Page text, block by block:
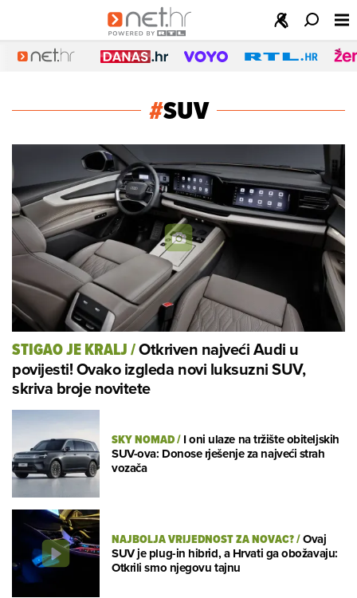
#SUV
STIGAO JE KRALJ/Otkriven najveći Audi u
povijesti! Ovako izgleda novi luksuzni SUV,
skriva broje novitete
SKY NOMAD/I oni ulaze na tržište obiteljskih
SUV-ova: Donose rješenje za najveći strah
vozača
NAJBOLJA VRIJEDNOST ZA NOVAC?/Ovaj
SUV je plug-in hibrid, a Hrvati ga obožavaju:
Otkrili smo njegovu tajnu